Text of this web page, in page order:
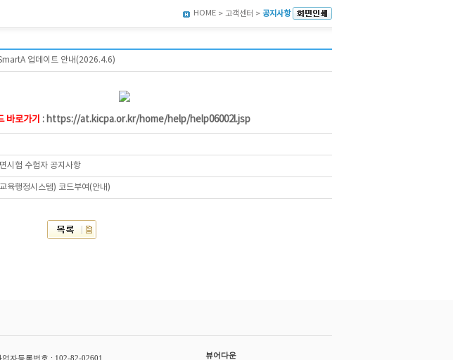
HOME > 고객센터 > 공지사항
업데이트 안내(2026.4.6)
바로가기 : https://at.kicpa.or.kr/home/help/help06002l.jsp
시험 수험자 공지사항
육행정시스템) 코드부여(안내)
자등록번호 : 102-82-02601 뷰어다운